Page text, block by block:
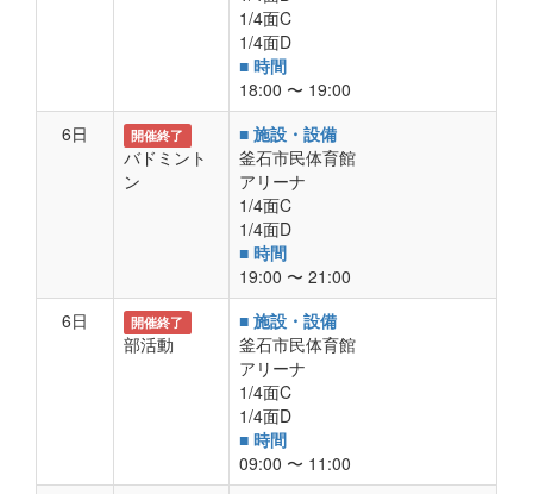
1/4面C
1/4面D
■ 時間
18:00 〜 19:00
6日
開催終了
バドミント
ン
■ 施設・設備
釜石市民体育館
アリーナ
1/4面C
1/4面D
■ 時間
19:00 〜 21:00
6日
開催終了
部活動
■ 施設・設備
釜石市民体育館
アリーナ
1/4面C
1/4面D
■ 時間
09:00 〜 11:00